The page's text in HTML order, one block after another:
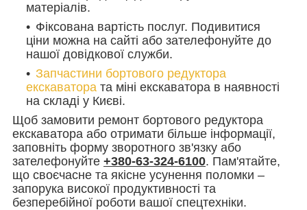
матеріалів.
Фіксована вартість послуг. Подивитися
ціни можна на сайті або зателефонуйте до
нашої довідкової служби.
Запчастини бортового редуктора
екскаватора та міні екскаватора в наявності
на складі у Києві.
Щоб замовити ремонт бортового редуктора
екскаватора або отримати більше інформації,
заповніть форму зворотного зв'язку або
зателефонуйте +380-63-324-6100. Пам'ятайте,
що своєчасне та якісне усунення поломки –
запорука високої продуктивності та
безперебійної роботи вашої спецтехніки.